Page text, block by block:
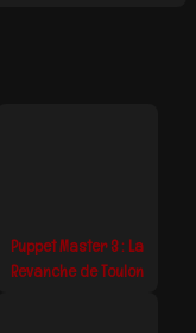
Puppet Master 3 : La
Revanche de Toulon